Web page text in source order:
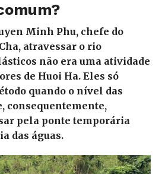
Minh Phu, chefe do
atravessar o rio
não era uma atividade
de Huoi Ha. Eles só
quando o nível das
consequentemente,
pela ponte temporária
das águas.